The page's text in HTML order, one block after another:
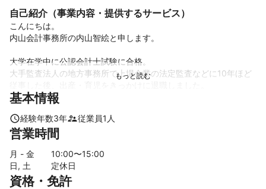
自己紹介（事業内容・提供するサービス）
こんにちは。
内山会計事務所の内山智絵と申します。
大学在学中に公認会計士試験に合格。
大手監査法人の地方事務所で上場企業の法定監査などに10年ほど
2021年春に個人で会計事務所を開業し、中小監査法人での監査業
っています。
門家であることです。
法人及び個人事業主の方の、決算・申告業務の対応が可能です。
基本情報
経験年数3年 従業員1 人
営業時間
月 - 金 10:00〜15:00
日, 土
定休日
資格・免許